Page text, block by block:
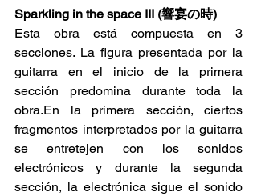
Sparkling in the space III (響宴の時)
Esta obra está compuesta en 3
secciones. La figura presentada por la
guitarra en el inicio de la primera
sección predomina durante toda la
obra.En la primera sección, ciertos
fragmentos interpretados por la guitarra
se entretejen con los sonidos
electrónicos y durante la segunda
sección, la electrónica sigue el sonido